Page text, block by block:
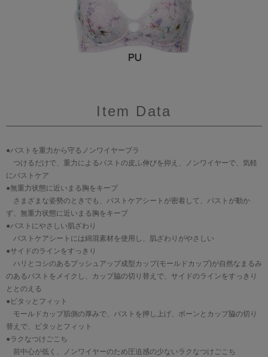
Item Data
●バストを重力から守るノンワイヤーブラ
つけるだけで、重力によるバストの皮ふ伸びを抑え、ノンワイヤーで、気軽
にバストケア
●無重力状態に近いまる胸をキープ
さまざまな姿勢のときでも、バストケアシートが密着して、バストが動か
ず、無重力状態に近いまる胸をキープ
●バストにやさしい肌ざわり
バストケアシートには綿混素材を使用し、肌ざわりがやさしい
●サイドのラインをすっきり
ハリとコシのあるプッシュアップ成型カップ(モールドカップ)が自然なまるみ
のあるバストをメイクし、カップ脇の切り替えで、サイドのラインをすっきり
ととのえる
●ピタッとフィット
モールドカップ肌側の厚みで、バストを押し上げ、ボーンとカップ脇の切り
替えで、ピタッとフィット
●ラクなつけごこち
前中心が低く、ノンワイヤーのため圧迫感の少ないラクなつけごこち